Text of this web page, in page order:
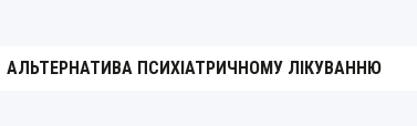
АЛЬТЕРНАТИВА ПСИХІАТРИЧНОМУ ЛІКУВАННЮ